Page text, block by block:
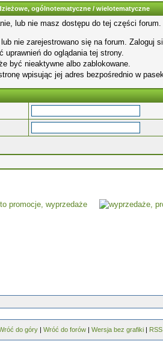
ogólnotematyczne / wielotematyczne
lub nie masz dostępu do tej części
lub nie zarejestrowano się na forum. Zaloguj
uprawnień do oglądania tej strony.
być nieaktywne albo zablokowane.
wpisując jej adres bezpośrednio w
do góry | Wróć do forów | Wersja bez grafiki | RSS